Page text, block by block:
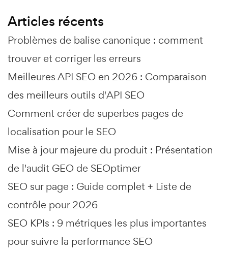
Articles récents
Problèmes de balise canonique : comment
trouver et corriger les erreurs
Meilleures API SEO en 2026 : Comparaison
des meilleurs outils d'API SEO
Comment créer de superbes pages de
localisation pour le SEO
Mise à jour majeure du produit : Présentation
de l'audit GEO de SEOptimer
SEO sur page : Guide complet + Liste de
contrôle pour 2026
SEO KPIs : 9 métriques les plus importantes
pour suivre la performance SEO